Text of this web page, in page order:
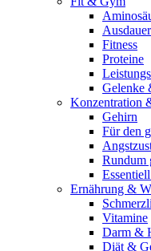
Fitness
Proteine
Gelenke
Konzentration
Gehirn
Für den
Rundum
Ernährung &
Vitamine
Darm &
Diät &